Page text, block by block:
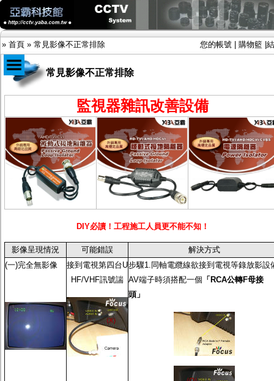
» 首頁 » 常見影像不正常排除 您的帳號 購物籃
限時促銷特惠專案
IP網路攝影機及錄放影機
AHD DVR數位錄放影機
AHD半球型(適用屋內)
AHD中小型紅外線攝影機(適用騎樓、室內外)
AHD防護罩型攝影機(適用屋外，紅外線照射
距離遠）
AHD特殊功能型攝影機
旋轉型攝影機.旋轉台
傳統高解析攝影機
投光設備
防護罩及支架
多路攝影機單軸傳輸
視訊轉換設備
雙絞線傳輸器
雜訊改善器
分配放大器
網路線用水晶頭
常見影像不正常排除
監視器雜訊改善設備
DIY必讀！工程施工人員更不能不知！
影像呈現情況 可能錯誤
解決方式
(一)完全無影像
接到電視第四台U
HF/VHF訊號諯
步驟1.同軸電纜線欲接到電視等錄放影設
AV端子時須搭配一個 「RCA公轉F母接
頭」